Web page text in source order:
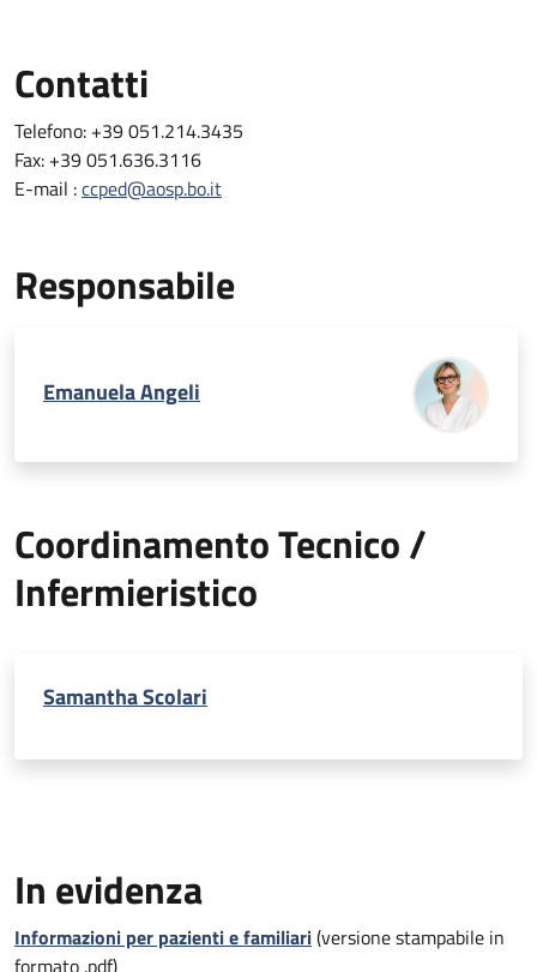
Contatti
Telefono: +39 051.214.3435
Fax: +39 051.636.3116
E-mail :ccped@aosp.bo.it
Responsabile
Emanuela Angeli
Coordinamento Tecnico /
Infermieristico
Samantha Scolari
In evidenza
Informazioni per pazienti e familiari(versione stampabile in
formato .pdf)